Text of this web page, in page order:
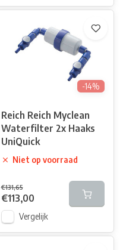
-14%
Reich Reich Myclean
Waterfilter 2x Haaks
UniQuick
Niet op voorraad
€131,65
€113,00
Vergelijk